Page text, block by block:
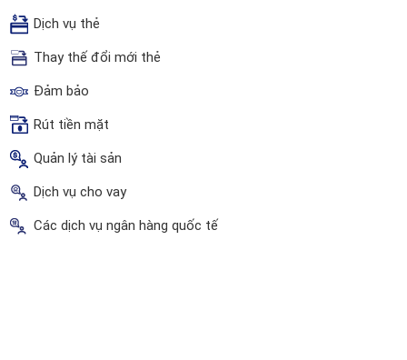
Dịch vụ thẻ
Thay thế đổi mới thẻ
Đảm bảo
Rút tiền mặt
Quản lý tài sản
Dịch vụ cho vay
Các dịch vụ ngân hàng quốc tế